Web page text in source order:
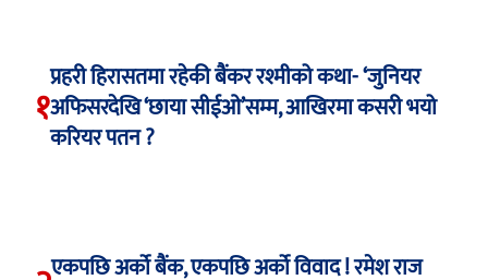
१
प्रहरी हिरासतमा रहेकी बैंकर रश्मीको कथा- ‘जुनियर
अफिसरदेखि ‘छाया सीईओ’सम्म, आखिरमा कसरी भयो
करियर पतन ?
एकपछि अर्को बैंक, एकपछि अर्को विवाद ! रमेश राज